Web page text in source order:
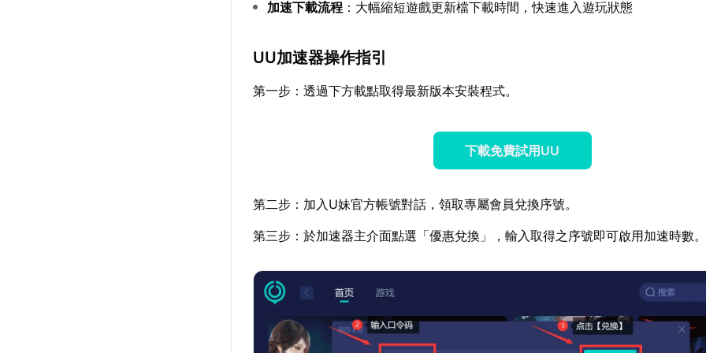
加速下載流程 ：大幅縮短遊戲更新檔下載時間，快速進入遊玩狀態
UU加速器操作指引
第一步：透過下方載點取得最新版本安裝程式。
下載免費試用UU
第二步：加入U妹官方帳號對話，領取專屬會員兌換序號。
第三步：於加速器主介面點選「優惠兌換」，輸入取得之序號即可啟用加速時數